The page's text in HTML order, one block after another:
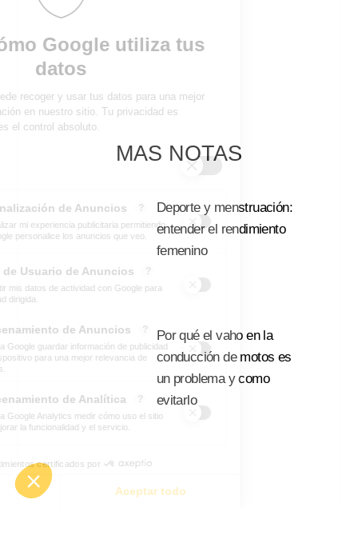
MAS NOTAS
Deporte y menstruación:
entender el rendimiento
femenino
Por qué el vaho en la
conducción de motos es
un problema y como
evitarlo
Leer Mas